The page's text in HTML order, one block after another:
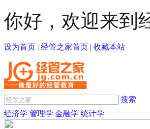
你好，欢迎来到
设为首页 | 经管之家首页 | 收藏本站
搜索
经济学 管理学 金融学 统计学